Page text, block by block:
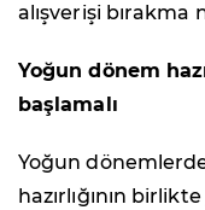
alışverişi bırakma
Yoğun dönem
başlamalı
Yoğun
hazırlığının